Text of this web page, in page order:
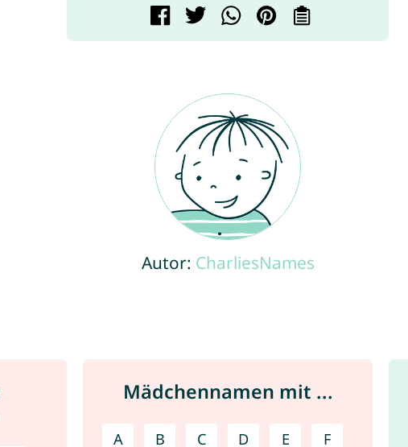
Autor: CharliesNames
Mädchennamen mit ...
A B C D E F